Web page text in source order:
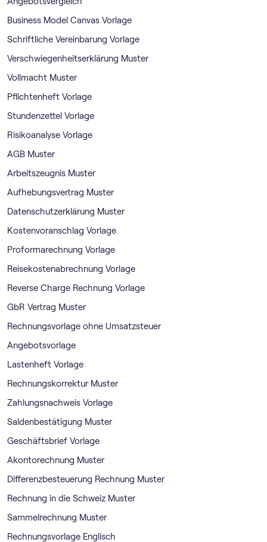
Business Model Canvas Vorlage
Schriftliche Vereinbarung Vorlage
Verschwiegenheitserklärung Muster
Vollmacht Muster
Pflichtenheft Vorlage
Stundenzettel Vorlage
Risikoanalyse Vorlage
AGB Muster
Arbeitszeugnis Muster
Aufhebungsvertrag Muster
Datenschutzerklärung Muster
Kostenvoranschlag Vorlage
Proformarechnung Vorlage
Reisekostenabrechnung Vorlage
Reverse Charge Rechnung Vorlage
GbR Vertrag Muster
Rechnungsvorlage ohne Umsatzsteuer
Angebotsvorlage
Lastenheft Vorlage
Rechnungskorrektur Muster
Zahlungsnachweis Vorlage
Saldenbestätigung Muster
Geschäftsbrief Vorlage
Akontorechnung Muster
Differenzbesteuerung Rechnung Muster
Rechnung in die Schweiz Muster
Sammelrechnung Muster
Rechnungsvorlage Englisch